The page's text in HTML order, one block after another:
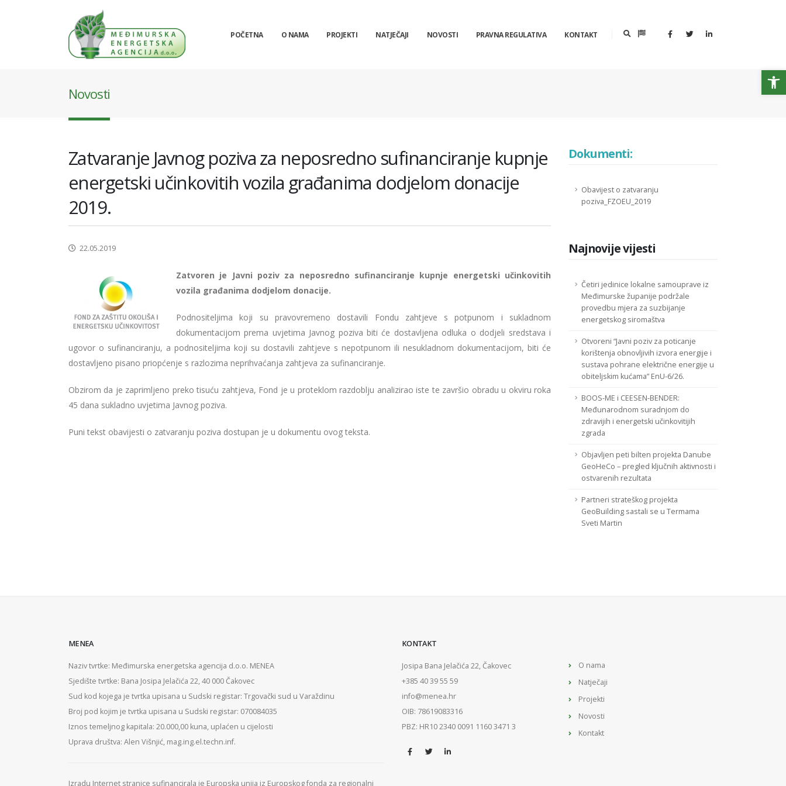
POČETNA O NAMA PROJEKTI NATJEČAJI NOVOSTI PRAVNA REGULATIVA KONTAKT
Novosti
Zatvaranje Javnog poziva za neposredno sufinanciranje kupnje
energetski učinkovitih vozila građanima dodjelom donacije
2019.
22.05.2019
Zatvoren je Javni poziv za neposredno sufinanciranje kupnje energetski učinkovitih
vozila građanima dodjelom donacije.
Podnositeljima koji su pravovremeno dostavili Fondu zahtjeve s potpunom i sukladnom
dokumentacijom prema uvjetima Javnog poziva biti će dostavljena odluka o dodjeli sredstava i
ugovor o sufinanciranju, a podnositeljima koji su dostavili zahtjeve s nepotpunom ili nesukladnom dokumentacijom, biti će
dostavljeno pisano priopćenje s razlozima neprihvaćanja zahtjeva za sufinanciranje.
Obzirom da je zaprimljeno preko tisuću zahtjeva, Fond je u proteklom razdoblju analizirao iste te završio obradu u okviru roka
45 dana sukladno uvjetima Javnog poziva.
Puni tekst obavijesti o zatvaranju poziva dostupan je u dokumentu ovog teksta.
Dokumenti:
Obavijest o zatvaranju
poziva_FZOEU_2019
Najnovije vijesti
Četiri jedinice lokalne samouprave iz
Međimurske županije podržale
provedbu mjera za suzbijanje
energetskog siromaštva
Otvoreni “Javni poziv za poticanje
korištenja obnovljivih izvora energije i
sustava pohrane električne energije u
obiteljskim kućama” EnU-6/26.
BOOS-ME i CEESEN-BENDER:
Međunarodnom suradnjom do
zdravijih i energetski učinkovitijih
zgrada
Objavljen peti bilten projekta Danube
GeoHeCo – pregled ključnih aktivnosti i
ostvarenih rezultata
Partneri strateškog projekta
GeoBuilding sastali se u Termama
Sveti Martin
MENEA
Naziv tvrtke: Međimurska energetska agencija d.o.o. MENEA
Sjedište tvrtke: Bana Josipa Jelačića 22, 40 000 Čakovec
Sud kod kojega je tvrtka upisana u Sudski registar: Trgovački sud u Varaždinu
Broj pod kojim je tvrtka upisana u Sudski registar: 070084035
Iznos temeljnog kapitala: 20.000,00 kuna, uplaćen u cijelosti
Uprava društva: Alen Višnjić, mag.ing.el.techn.inf.
Izradu Internet stranice sufinancirala je Europska unija iz Europskog fonda za regionalni
KONTAKT
Josipa Bana Jelačića 22, Čakovec
+385 40 39 55 59
info@menea.hr
OIB: 78619083316
PBZ: HR10 2340 0091 1160 3471 3
O nama
Natječaji
Projekti
Novosti
Kontakt